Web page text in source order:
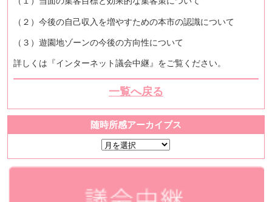
（２）今後の自己収入を増やすための本市の認識について
（３）遊園地ゾーンの今後の方向性について
詳しくは『インターネット議会中継』をご覧ください。
一覧へ戻る
随時所感アーカイブス